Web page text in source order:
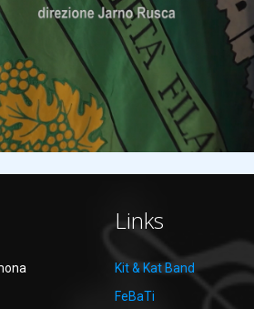
Links
Kit & Kat Band
FeBaTi